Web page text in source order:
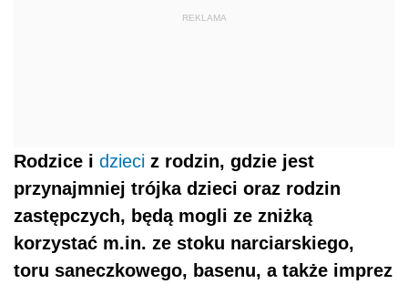
REKLAMA
Rodzice i dzieci z rodzin, gdzie jest
przynajmniej trójka dzieci oraz rodzin
zastępczych, będą mogli ze zniżką
korzystać m.in. ze stoku narciarskiego,
toru saneczkowego, basenu, a także imprez